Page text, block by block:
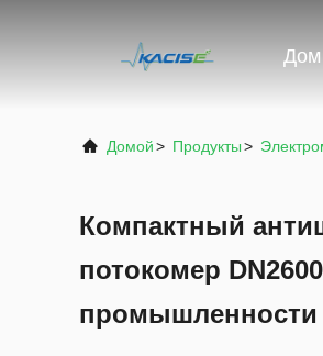
Дом
Домой> Продукты>
Компактный
потокомер
промышленности